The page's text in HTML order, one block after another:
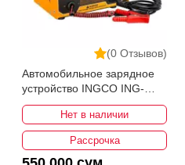
(0 Отзывов)
Автомобильное зарядное
устройство INGCO ING-
CB1601
Нет в наличии
Рассрочка